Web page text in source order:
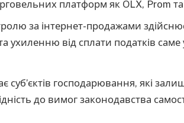
платформ як OLX, Prom
за інтернет-продажами
ухиленню від сплати податків саме
суб’єктів господарювання, які
до вимог законодавства